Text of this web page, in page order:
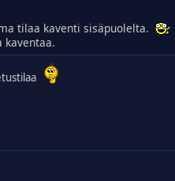
tilaa kaventi sisäpuolelta.
kaventaa.